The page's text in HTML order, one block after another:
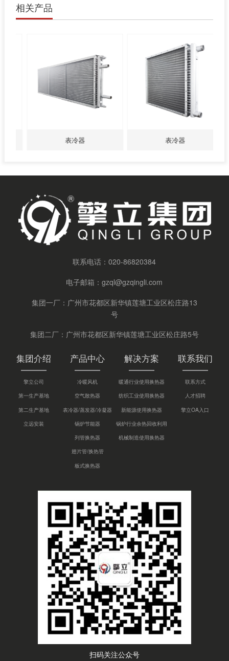
相关产品
表冷器 表冷器
联系电话：020-86820384
电子邮箱：gzql@gzqingli.com
集团一厂：广州市花都区新华镇莲塘工业区松庄路13
号
集团二厂：广州市花都区新华镇莲塘工业区松庄路5号
集团介绍
擎立公司
第一生产基地
第二生产基地
立远安装
产品中心
冷暖风机
空气散热器
表冷器/蒸发器/冷凝器
锅炉节能器
列管换热器
翅片管/换热管
板式换热器
解决方案
暖通行业使用换热器
纺织工业使用换热器
新能源使用换热器
锅炉行业余热回收利用
机械制造使用换热器
联系我们
联系方式
人才招聘
擎立OA入口
扫码关注公众号